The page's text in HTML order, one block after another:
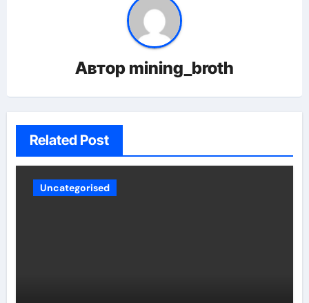
Автор mining_broth
Related Post
Uncategorised